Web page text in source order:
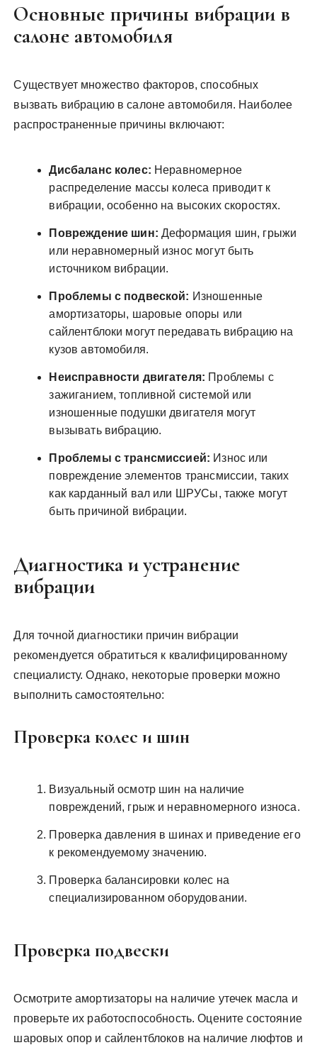
Основные причины вибрации в
салоне автомобиля
Существует множество факторов, способных
вызвать вибрацию в салоне автомобиля. Наиболее
распространенные причины включают:
Дисбаланс колес: Неравномерное
распределение массы колеса приводит к
вибрации, особенно на высоких скоростях.
Повреждение шин: Деформация шин, грыжи
или неравномерный износ могут быть
источником вибрации.
Проблемы с подвеской: Изношенные
амортизаторы, шаровые опоры или
сайлентблоки могут передавать вибрацию на
кузов автомобиля.
Неисправности двигателя: Проблемы с
зажиганием, топливной системой или
изношенные подушки двигателя могут
вызывать вибрацию.
Проблемы с трансмиссией: Износ или
повреждение элементов трансмиссии, таких
как карданный вал или ШРУСы, также могут
быть причиной вибрации.
Диагностика и устранение
вибрации
Для точной диагностики причин вибрации
рекомендуется обратиться к квалифицированному
специалисту. Однако, некоторые проверки можно
выполнить самостоятельно:
Проверка колес и шин
Визуальный осмотр шин на наличие
повреждений, грыж и неравномерного износа.
Проверка давления в шинах и приведение его
к рекомендуемому значению.
Проверка балансировки колес на
специализированном оборудовании.
Проверка подвески
Осмотрите амортизаторы на наличие утечек масла и
проверьте их работоспособность. Оцените состояние
шаровых опор и сайлентблоков на наличие люфтов и